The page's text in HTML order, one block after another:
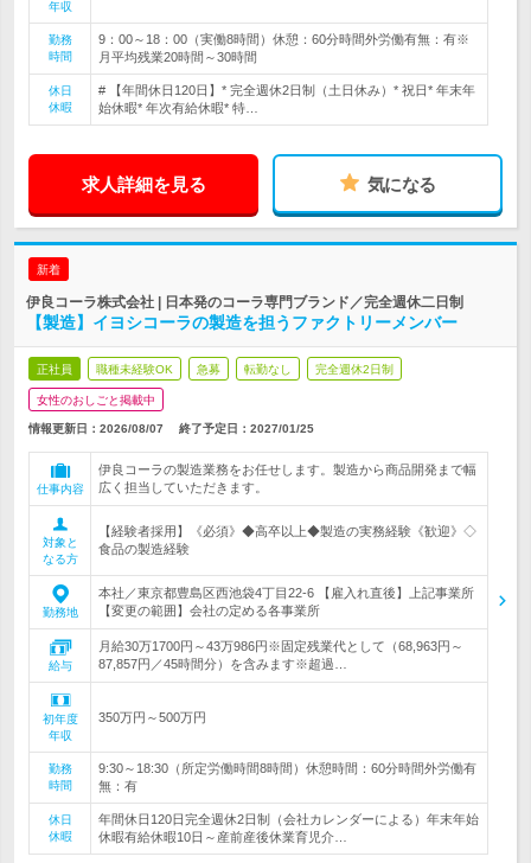
年収
勤務
時間
9：00～18：00（実働8時間）休憩：60分時間外労働有無：有※
月平均残業20時間～30時間
休日
休暇
# 【年間休日120日】* 完全週休2日制（土日休み）* 祝日* 年末年
始休暇* 年次有給休暇* 特…
求人詳細を見る 気になる
新着
伊良コーラ株式会社 | 日本発のコーラ専門ブランド／完全週休二日制
【製造】イヨシコーラの製造を担うファクトリーメンバー
正社員 職種未経験OK 急募 転勤なし 完全週休2日制
女性のおしごと掲載中
情報更新日：2026/08/07 終了予定日： 2027/01/25
仕事内容
伊良コーラの製造業務をお任せします。製造から商品開発まで幅
広く担当していただきます。
対象と
なる方
【経験者採用】《必須》◆高卒以上◆製造の実務経験《歓迎》◇
食品の製造経験
勤務地
本社／東京都豊島区西池袋4丁目22-6 【雇入れ直後】上記事業所
【変更の範囲】会社の定める各事業所
給与
月給30万1700円～43万986円※固定残業代として（68,963円～
87,857円／45時間分）を含みます※超過…
初年度
年収
350万円～500万円
勤務
時間
9:30～18:30（所定労働時間8時間）休憩時間：60分時間外労働有
無：有
休日
休暇
年間休日120日完全週休2日制（会社カレンダーによる）年末年始
休暇有給休暇10日～産前産後休業育児介…